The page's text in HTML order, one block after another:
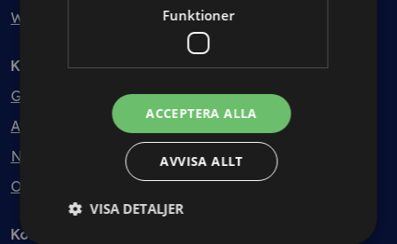
Webbinarium
Kunskapsbank
Guider
Avtalsmallar
Nyheter
Ordlista
Kontakt
Funktioner
ACCEPTERA ALLA
AVVISA ALLT
VISA DETALJER